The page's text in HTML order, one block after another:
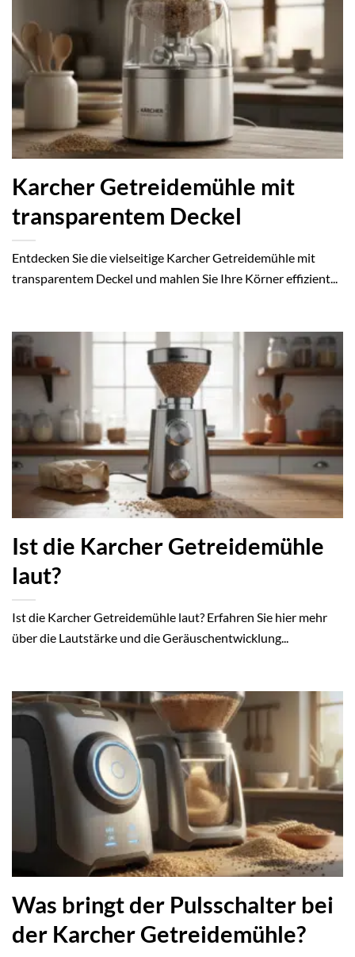
Karcher Getreidemühle mit
transparentem Deckel
Entdecken Sie die vielseitige Karcher Getreidemühle mit
transparentem Deckel und mahlen Sie Ihre Körner effizient...
Ist die Karcher Getreidemühle
laut?
Ist die Karcher Getreidemühle laut? Erfahren Sie hier mehr
über die Lautstärke und die Geräuschentwicklung...
Was bringt der Pulsschalter bei
der Karcher Getreidemühle?